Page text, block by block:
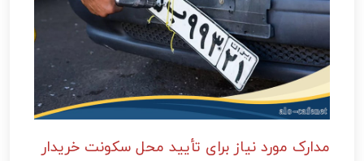
مدارک مورد نیاز برای تأیید محل سکونت خریدار